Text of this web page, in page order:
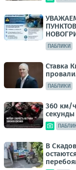
ПАБЛИКИ
Ставка
ПАБЛИКИ
360 км/
секунды
В